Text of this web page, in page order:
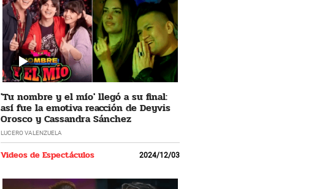
'Tu nombre y el mío' llegó a su final:
así fue la emotiva reacción de Deyvis
Orosco y Cassandra Sánchez
LUCERO VALENZUELA
Videos de Espectáculos 2024/12/03